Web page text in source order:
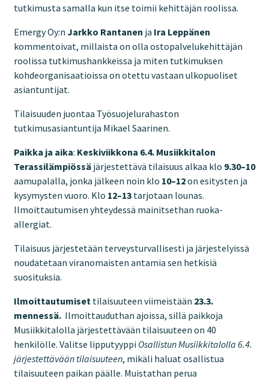
tutkimusta samalla kun itse toimii kehittäjän roolissa.
Emergy Oy:n Jarkko Rantanen ja Ira Leppänen
kommentoivat, millaista on olla ostopalvelukehittäjän
roolissa tutkimushankkeissa ja miten tutkimuksen
kohdeorganisaatioissa on otettu vastaan ulkopuoliset
asiantuntijat.
Tilaisuuden juontaa Työsuojelurahaston
tutkimusasiantuntija Mikael Saarinen.
Paikka ja aika: Keskiviikkona 6.4. Musiikkitalon
Terassilämpiössä järjestettävä tilaisuus alkaa klo 9.30–10
aamupalalla, jonka jälkeen noin klo 10–12on esitysten ja
kysymysten vuoro. Klo 12–13 tarjotaan lounas.
Ilmoittautumisen yhteydessä mainitsethan ruoka-
allergiat.
Tilaisuus järjestetään terveysturvallisesti ja järjestelyissä
noudatetaan viranomaisten antamia sen hetkisiä
suosituksia.
Ilmoittautumiset tilaisuuteen viimeistään 23.3.
mennessä. Ilmoittauduthan ajoissa, sillä paikkoja
Musiikkitalolla järjestettävään tilaisuuteen on 40
henkilölle. Valitse lipputyyppi Osallistun Musiikkitalolla 6.4.
järjestettävään tilaisuuteen, mikäli haluat osallistua
tilaisuuteen paikan päälle. Muistathan perua